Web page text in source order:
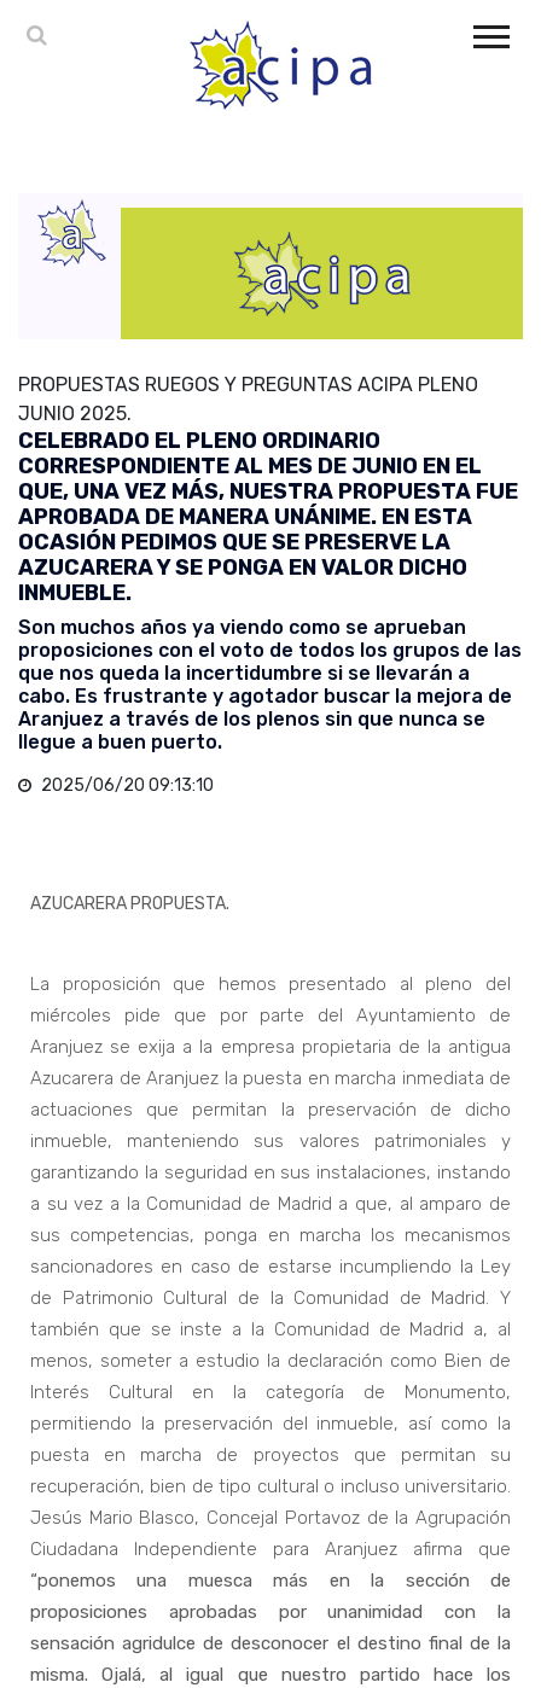
PROPUESTAS RUEGOS Y PREGUNTAS ACIPA PLENO
JUNIO 2025.
CELEBRADO EL PLENO ORDINARIO
CORRESPONDIENTE AL MES DE JUNIO EN EL
QUE, UNA VEZ MÁS, NUESTRA PROPUESTA FUE
APROBADA DE MANERA UNÁNIME. EN ESTA
OCASIÓN PEDIMOS QUE SE PRESERVE LA
AZUCARERA Y SE PONGA EN VALOR DICHO
INMUEBLE.
Son muchos años ya viendo como se aprueban
proposiciones con el voto de todos los grupos de las
que nos queda la incertidumbre si se llevarán a
cabo. Es frustrante y agotador buscar la mejora de
Aranjuez a través de los plenos sin que nunca se
llegue a buen puerto.
2025/06/20 09:13:10
AZUCARERA PROPUESTA.
La proposición que hemos presentado al pleno del
miércoles pide que por parte del Ayuntamiento de
Aranjuez se exija a la empresa propietaria de la antigua
Azucarera de Aranjuez la puesta en marcha inmediata de
actuaciones que permitan la preservación de dicho
inmueble, manteniendo sus valores patrimoniales y
garantizando la seguridad en sus instalaciones, instando
a su vez a la Comunidad de Madrid a que, al amparo de
sus competencias, ponga en marcha los mecanismos
sancionadores en caso de estarse incumpliendo la Ley
de Patrimonio Cultural de la Comunidad de Madrid. Y
también que se inste a la Comunidad de Madrid a, al
menos, someter a estudio la declaración como Bien de
Interés Cultural en la categoría de Monumento,
permitiendo la preservación del inmueble, así como la
puesta en marcha de proyectos que permitan su
recuperación, bien de tipo cultural o incluso universitario.
Jesús Mario Blasco, Concejal Portavoz de la Agrupación
Ciudadana Independiente para Aranjuez afirma que
“ponemos una muesca más en la sección de
proposiciones aprobadas por unanimidad con la
sensación agridulce de desconocer el destino final de la
misma. Ojalá, al igual que nuestro partido hace los